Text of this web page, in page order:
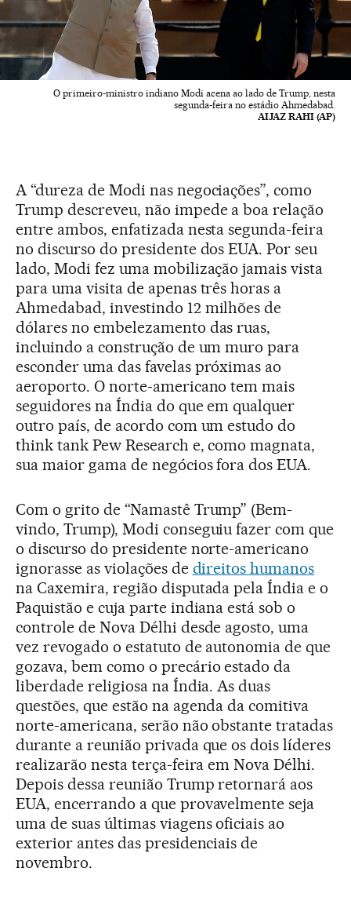
O primeiro-ministro indiano Modi acena ao lado de Trump, nesta
segunda-feira no estádio Ahmedabad.
AIJAZ RAHI (AP)
A “dureza de Modi nas negociações”, como
Trump descreveu, não impede a boa relação
entre ambos, enfatizada nesta segunda-feira
no discurso do presidente dos EUA. Por seu
lado, Modi fez uma mobilização jamais vista
para uma visita de apenas três horas a
Ahmedabad, investindo 12 milhões de
dólares no embelezamento das ruas,
incluindo a construção de um muro para
esconder uma das favelas próximas ao
aeroporto. O norte-americano tem mais
seguidores na Índia do que em qualquer
outro país, de acordo com um estudo do
think tank Pew Research e, como magnata,
sua maior gama de negócios fora dos EUA.
Com o grito de “Namastê Trump” (Bem-
vindo, Trump), Modi conseguiu fazer com que
o discurso do presidente norte-americano
ignorasse as violações de direitos humanos
na Caxemira, região disputada pela Índia e o
Paquistão e cuja parte indiana está sob o
controle de Nova Délhi desde agosto, uma
vez revogado o estatuto de autonomia de que
gozava, bem como o precário estado da
liberdade religiosa na Índia. As duas
questões, que estão na agenda da comitiva
norte-americana, serão não obstante tratadas
durante a reunião privada que os dois líderes
realizarão nesta terça-feira em Nova Délhi.
Depois dessa reunião Trump retornará aos
EUA, encerrando a que provavelmente seja
uma de suas últimas viagens oficiais ao
exterior antes das presidenciais de
novembro.